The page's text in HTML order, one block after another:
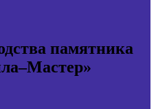
памятника